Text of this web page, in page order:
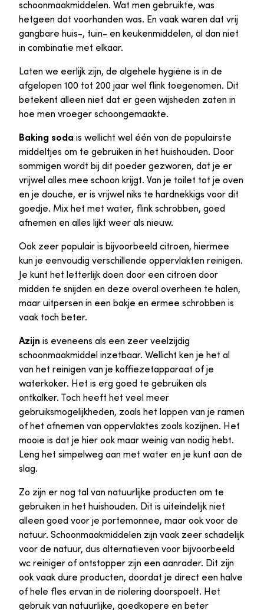
schoonmaakmiddelen. Wat men gebruikte, was
hetgeen dat voorhanden was. En vaak waren dat vrij
gangbare huis-, tuin- en keukenmiddelen, al dan niet
in combinatie met elkaar.
Laten we eerlijk zijn, de algehele hygiëne is in de
afgelopen 100 tot 200 jaar wel flink toegenomen. Dit
betekent alleen niet dat er geen wijsheden zaten in
hoe men vroeger schoongemaakte.
Baking soda is wellicht wel één van de populairste
middeltjes om te gebruiken in het huishouden. Door
sommigen wordt bij dit poeder gezworen, dat je er
vrijwel alles mee schoon krijgt. Van je toilet tot je oven
en je douche, er is vrijwel niks te hardnekkigs voor dit
goedje. Mix het met water, flink schrobben, goed
afnemen en alles lijkt weer als nieuw.
Ook zeer populair is bijvoorbeeld citroen, hiermee
kun je eenvoudig verschillende oppervlakten reinigen.
Je kunt het letterlijk doen door een citroen door
midden te snijden en deze overal overheen te halen,
maar uitpersen in een bakje en ermee schrobben is
vaak toch beter.
Azijn is eveneens als een zeer veelzijdig
schoonmaakmiddel inzetbaar. Wellicht ken je het al
van het reinigen van je koffiezetapparaat of je
waterkoker. Het is erg goed te gebruiken als
ontkalker. Toch heeft het veel meer
gebruiksmogelijkheden, zoals het lappen van je ramen
of het afnemen van oppervlaktes zoals kozijnen. Het
mooie is dat je hier ook maar weinig van nodig hebt.
Leng het simpelweg aan met water en je kunt aan de
slag.
Zo zijn er nog tal van natuurlijke producten om te
gebruiken in het huishouden. Dit is uiteindelijk niet
alleen goed voor je portemonnee, maar ook voor de
natuur. Schoonmaakmiddelen zijn vaak zeer schadelijk
voor de natuur, dus alternatieven voor bijvoorbeeld
wc reiniger of ontstopper zijn een aanrader. Dit zijn
ook vaak dure producten, doordat je direct een halve
of hele fles ervan in de riolering doorspoelt. Het
gebruik van natuurlijke, goedkopere en beter